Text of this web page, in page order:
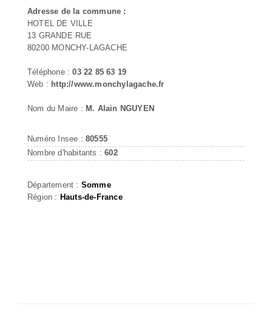
Adresse de la commune :
HOTEL DE VILLE
13 GRANDE RUE
80200 MONCHY-LAGACHE
Téléphone :03 22 85 63 19
Web : http://www.monchylagache.fr
Nom du Maire : M. Alain NGUYEN
Numéro Insee : 80555
Nombre d'habitants :602
Département : Somme
Région : Hauts-de-France